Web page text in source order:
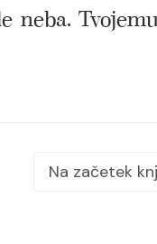
neba.
Na začetek